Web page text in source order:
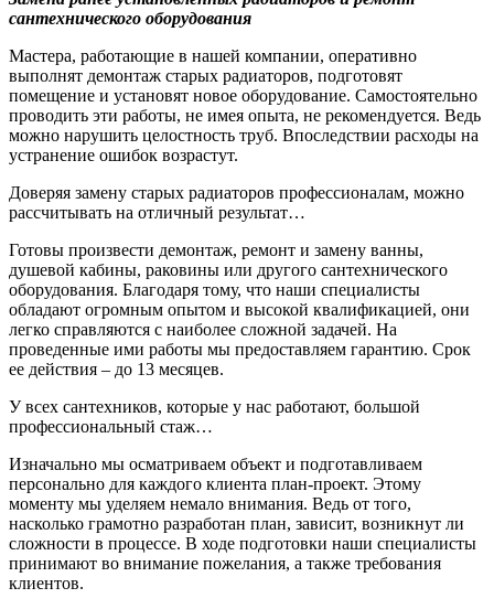
сантехнического оборудования
Мастера, работающие в нашей компании, оперативно
выполнят демонтаж старых радиаторов, подготовят
помещение и установят новое оборудование. Самостоятельно
проводить эти работы, не имея опыта, не рекомендуется. Ведь
можно нарушить целостность труб. Впоследствии расходы на
устранение ошибок возрастут.
Доверяя замену старых радиаторов профессионалам, можно
рассчитывать на отличный результат…
Готовы произвести демонтаж, ремонт и замену ванны,
душевой кабины, раковины или другого сантехнического
оборудования. Благодаря тому, что наши специалисты
обладают огромным опытом и высокой квалификацией, они
легко справляются с наиболее сложной задачей. На
проведенные ими работы мы предоставляем гарантию. Срок
ее действия – до 13 месяцев.
У всех сантехников, которые у нас работают, большой
профессиональный стаж…
Изначально мы осматриваем объект и подготавливаем
персонально для каждого клиента план-проект. Этому
моменту мы уделяем немало внимания. Ведь от того,
насколько грамотно разработан план, зависит, возникнут ли
сложности в процессе. В ходе подготовки наши специалисты
принимают во внимание пожелания, а также требования
клиентов.